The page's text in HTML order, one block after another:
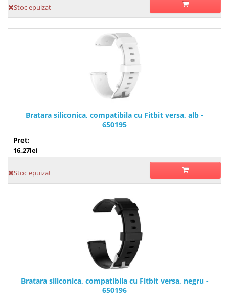
Stoc epuizat
Bratara siliconica, compatibila cu Fitbit versa, alb -
650195
Pret:
16,27lei
Stoc epuizat
Bratara siliconica, compatibila cu Fitbit versa, negru -
650196